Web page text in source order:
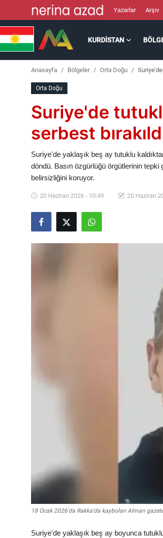
Yazarlar Arşiv
KURDISTAN
Makaleler
Anasayfa Bölgeler Orta Doğu
Orta Doğu
Suriye'de
serbest
Suriye'de yaklaşık beş ay tutuklu
döndü. Basın özgürlüğü örgütlerinin tepki
belirsizliğini koruyor.
20 Haziran 2026 - 10:49 20 Haziran
18 Ocak 2026'da Rakka'da kaybolan Alman
Suriye'de yaklaşık beş ay boyunca